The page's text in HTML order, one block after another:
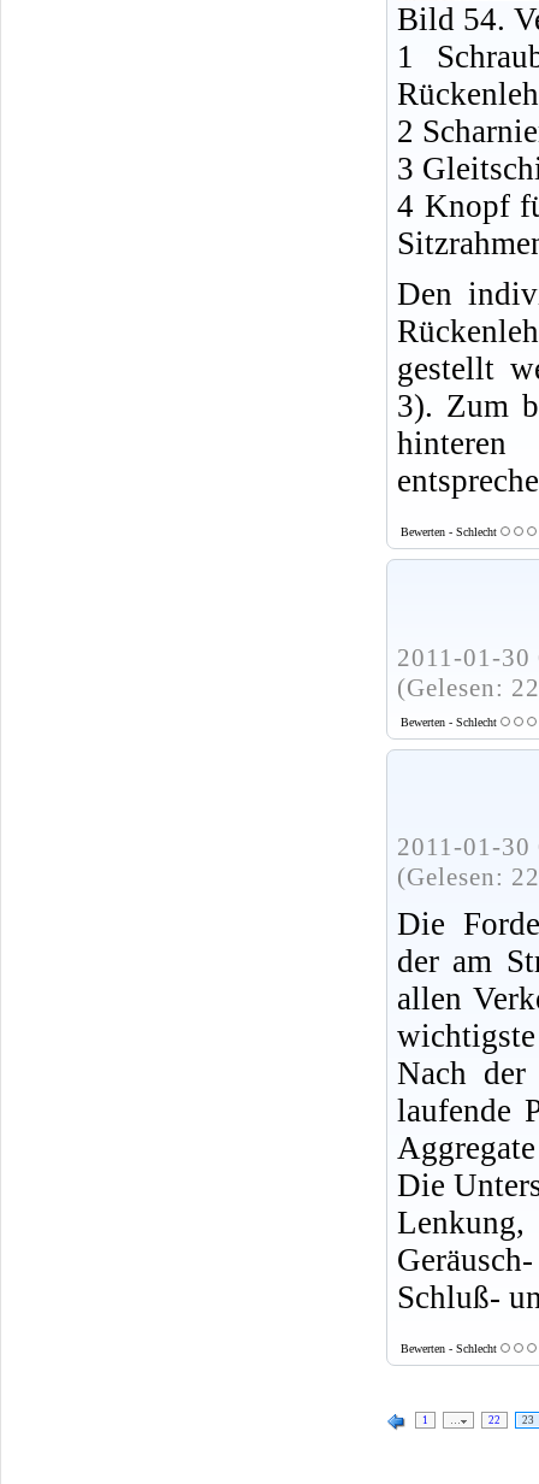
Bild 54.
1
2
3
4 Knopf
Den
gestellt
3). Zum
Bewerten - Schlecht
2011-01-
(Gelesen:
Bewerten - Schlecht
2011-01-
(Gelesen:
Die
der am
allen
Nach der
laufende
Die
Lenkung,
Schluß-
Bewerten - Schlecht
1 22 23